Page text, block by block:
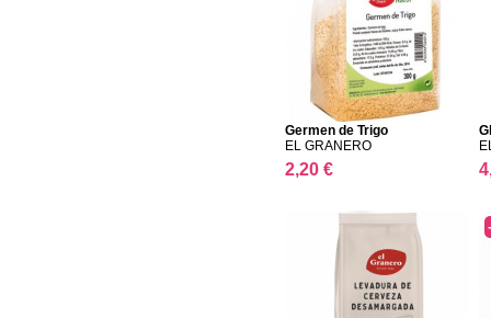
Germen de Trigo
EL GRANERO
2,20 €